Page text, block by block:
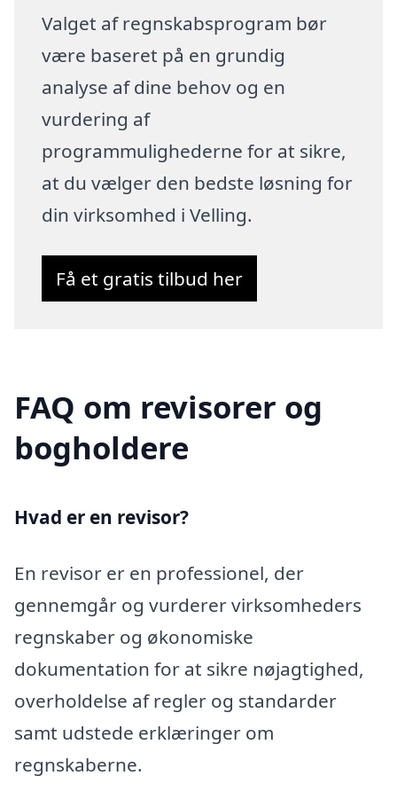
Valget af regnskabsprogram bør
være baseret på en grundig
analyse af dine behov og en
vurdering af
programmulighederne for at sikre,
at du vælger den bedste løsning for
din virksomhed i Velling.
Få et gratis tilbud her
FAQ om revisorer og
bogholdere
Hvad er en revisor?
En revisor er en professionel, der
gennemgår og vurderer virksomheders
regnskaber og økonomiske
dokumentation for at sikre nøjagtighed,
overholdelse af regler og standarder
samt udstede erklæringer om
regnskaberne.